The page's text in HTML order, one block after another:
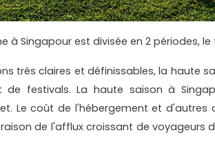
à Singapour est divisée en 2 périodes,
très claires et définissables, la haute
festivals. La haute saison à
Le coût de l'hébergement et d'autres
de l'afflux croissant de voyageurs